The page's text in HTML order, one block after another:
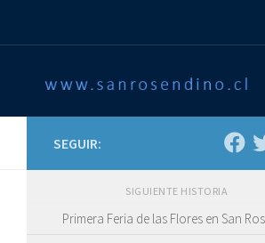
SEGUIR:
SIGUIENTE HISTORIA
Primera Feria de las Flores en San